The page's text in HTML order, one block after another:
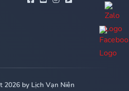
2026 by Lịch Vạn Niên